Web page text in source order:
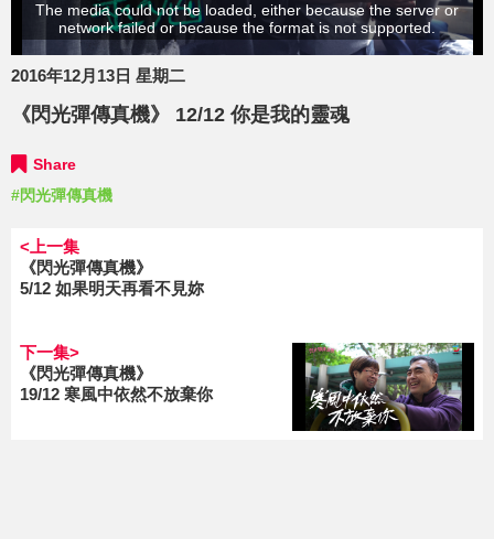
The media could not be loaded, either because the server or
network failed or because the format is not supported.
2016年12月13日 星期二
《閃光彈傳真機》 12/12 你是我的靈魂
Share
#閃光彈傳真機
<上一集
《閃光彈傳真機》
5/12 如果明天再看不見妳
下一集>
《閃光彈傳真機》
19/12 寒風中依然不放棄你